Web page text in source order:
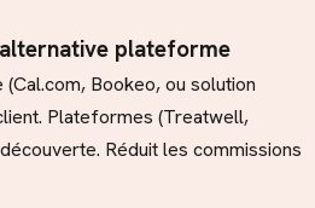
plateforme
Bookeo, ou solution
Plateformes (Treatwell,
Réduit les commissions